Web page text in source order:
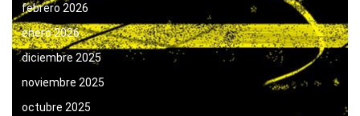
febrero 2026
enero 2026
diciembre 2025
noviembre 2025
octubre 2025